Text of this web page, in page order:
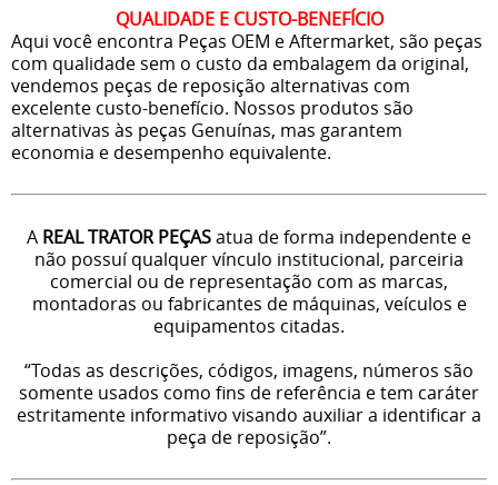
QUALIDADE E CUSTO-BENEFÍCIO
Aqui você encontra Peças OEM e Aftermarket, são peças
com qualidade sem o custo da embalagem da original,
vendemos peças de reposição alternativas com
excelente custo-benefício. Nossos produtos são
alternativas às peças Genuínas, mas garantem
economia e desempenho equivalente.
A REAL TRATOR PEÇASatua de forma independente e
não possuí qualquer vínculo institucional, parceiria
comercial ou de representação com as marcas,
montadoras ou fabricantes de máquinas, veículos e
equipamentos citadas.
“Todas as descrições, códigos, imagens, números são
somente usados como fins de referência e tem caráter
estritamente informativo visando auxiliar a identificar a
peça de reposição”.